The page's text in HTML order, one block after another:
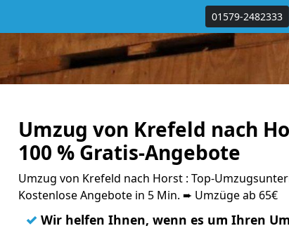
01579-2482333
Umzug von Krefeld nach
100 % Gratis-Angebote
Umzug von Krefeld nach Horst : Top-
Kostenlose Angebote in 5 Min. ➨ Umzüge ab 65€
✓ Wir helfen Ihnen, wenn es um Ihren